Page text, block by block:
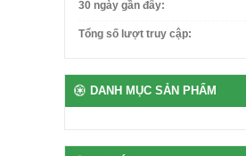
30 ngày gần đây:
Tổng số lượt truy cập:
DANH MỤC SẢN PHẨM